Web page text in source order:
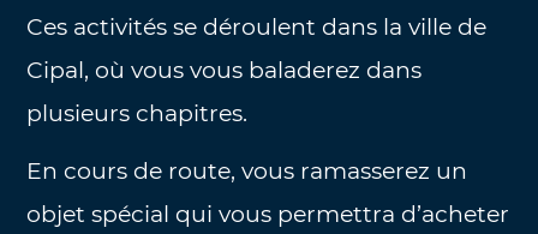
Ces activités se déroulent dans la ville de
Cipal, où vous vous baladerez dans
plusieurs chapitres.
En cours de route, vous ramasserez un
objet spécial qui vous permettra d’acheter